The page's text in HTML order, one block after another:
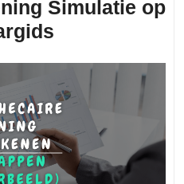
Simulatie op
Ontdek
Voordelen
van
Hypothecaire
Lening
Simulatie